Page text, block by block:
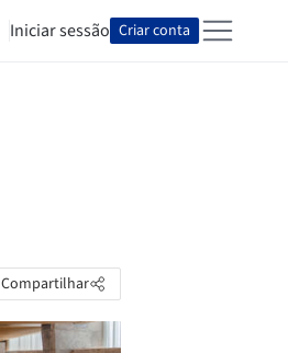
Iniciar sessão Criar conta
Compartilhar